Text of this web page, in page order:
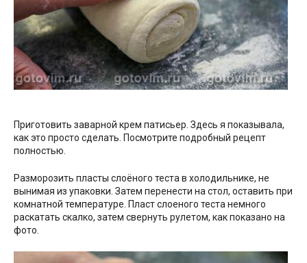
Приготовить заварной крем патисьер. Здесь я показывала,
как это просто сделать. Посмотрите подробный рецепт
полностью.
Разморозить пласты слоёного теста в холодильнике, не
вынимая из упаковки. Затем перенести на стол, оставить при
комнатной температуре. Пласт слоеного теста немного
раскатать скалко, затем свернуть рулетом, как показано на
фото.